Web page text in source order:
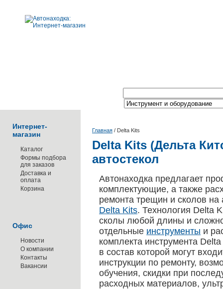
Интернет-
магазин
Каталог
Формы подбора
для заказов
Доставка и
оплата
Корзина
Офис
Новости
О компании
Контакты
Вакансии
Главная / Delta Kits
Delta Kits (Дельта
автостекол
Автонаходка предлагает
комплектующие, а также
ремонта трещин и сколов
Delta Kits. Технология Delta
сколы любой длины и
отдельные инструменты и
комплекта инструмента
в состав которой могут
инструкции по ремонту,
обучения, скидки при
расходных материалов,